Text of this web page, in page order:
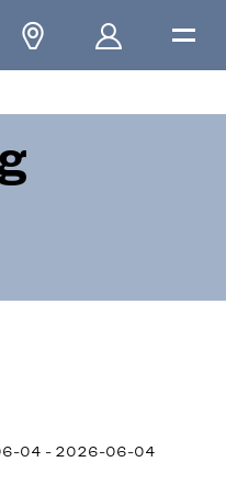
04 - 2026-06-04